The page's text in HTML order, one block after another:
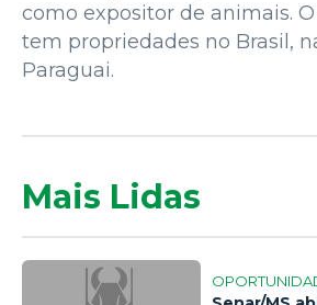
como expositor de animais.
tem propriedades no Brasil,
Paraguai.
Mais Lidas